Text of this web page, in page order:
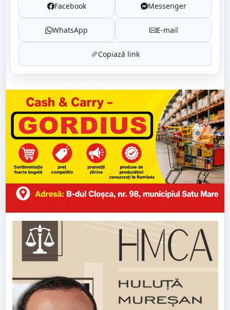
Facebook Messenger
WhatsApp E-mail
Copiază link